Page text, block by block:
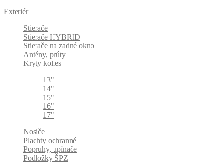
Exteriér
Stierače
Stierače HYBRID
Stierače na zadné okno
Antény, prúty
Kryty kolies
13"
14"
15"
16"
17"
Nosiče
Plachty ochranné
Popruhy, upínače
Podložky ŠPZ